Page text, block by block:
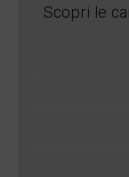
Scopri le